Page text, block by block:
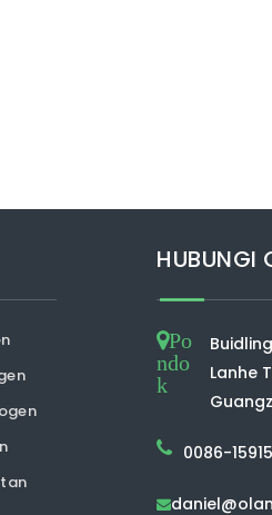
HUBUNGI
Po
ndo
k
Lanhe
0086-
